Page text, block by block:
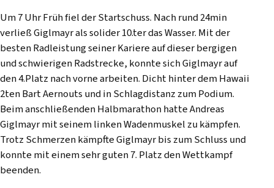
Um 7 Uhr Früh fiel der Startschuss. Nach rund 24min
verließ Giglmayr als solider 10.ter das Wasser. Mit der
besten Radleistung seiner Kariere auf dieser bergigen
und schwierigen Radstrecke, konnte sich Giglmayr auf
den 4.Platz nach vorne arbeiten. Dicht hinter dem Hawaii
2ten Bart Aernouts und in Schlagdistanz zum Podium.
Beim anschließenden Halbmarathon hatte Andreas
Giglmayr mit seinem linken Wadenmuskel zu kämpfen.
Trotz Schmerzen kämpfte Giglmayr bis zum Schluss und
konnte mit einem sehr guten 7. Platz den Wettkampf
beenden.